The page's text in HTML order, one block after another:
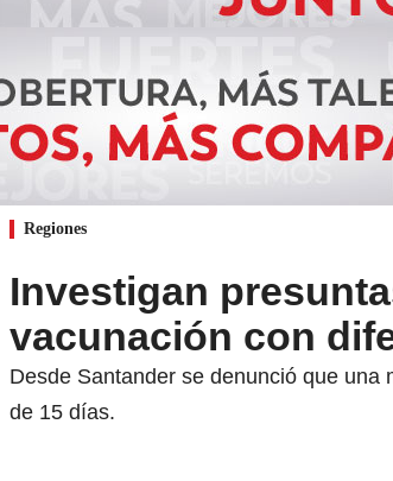
Regiones
Investigan
vacunación con
Desde Santander se denunció que
de 15 días.